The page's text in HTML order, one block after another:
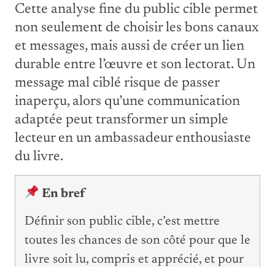
Cette analyse fine du public cible permet
non seulement de choisir les bons canaux
et messages, mais aussi de créer un lien
durable entre l’œuvre et son lectorat. Un
message mal ciblé risque de passer
inaperçu, alors qu’une communication
adaptée peut transformer un simple
lecteur en un ambassadeur enthousiaste
du livre.
En bref
Définir son public cible, c’est mettre
toutes les chances de son côté pour que le
livre soit lu, compris et apprécié, et pour